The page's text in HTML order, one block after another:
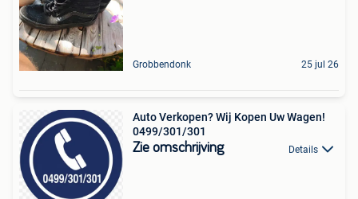
Grobbendonk 25 jul 26
Auto Verkopen? Wij Kopen Uw Wagen!
0499/301/301
Zie omschrijving Details